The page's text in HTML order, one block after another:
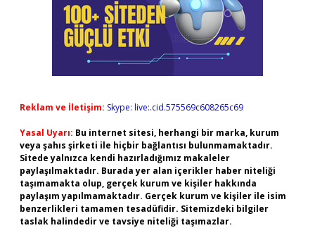
Reklam ve İletişim: Skype: live:.cid.575569c608265c69
Yasal Uyarı: Bu internet sitesi, herhangi bir marka, kurum
veya şahıs şirketi ile hiçbir bağlantısı bulunmamaktadır.
Sitede yalnızca kendi hazırladığımız makaleler
paylaşılmaktadır. Burada yer alan içerikler haber niteliği
taşımamakta olup, gerçek kurum ve kişiler hakkında
paylaşım yapılmamaktadır. Gerçek kurum ve kişiler ile isim
benzerlikleri tamamen tesadüfidir. Sitemizdeki bilgiler
taslak halindedir ve tavsiye niteliği taşımazlar.